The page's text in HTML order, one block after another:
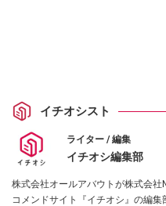
イチオシスト
ライター / 編集
イチオシ編集部
株式会社オールアバウトが株式会
コメンドサイト『イチオシ』の編集